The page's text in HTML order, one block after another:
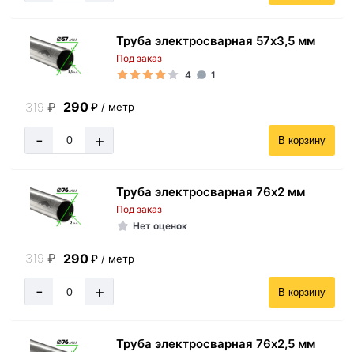
Труба электросварная 57х3,5 мм
Под заказ
4
1
319₽ 290 ₽ / метр
- + В корзину
Труба электросварная 76х2 мм
Под заказ
Нет оценок
319₽ 290 ₽ / метр
- + В корзину
Труба электросварная 76х2,5 мм